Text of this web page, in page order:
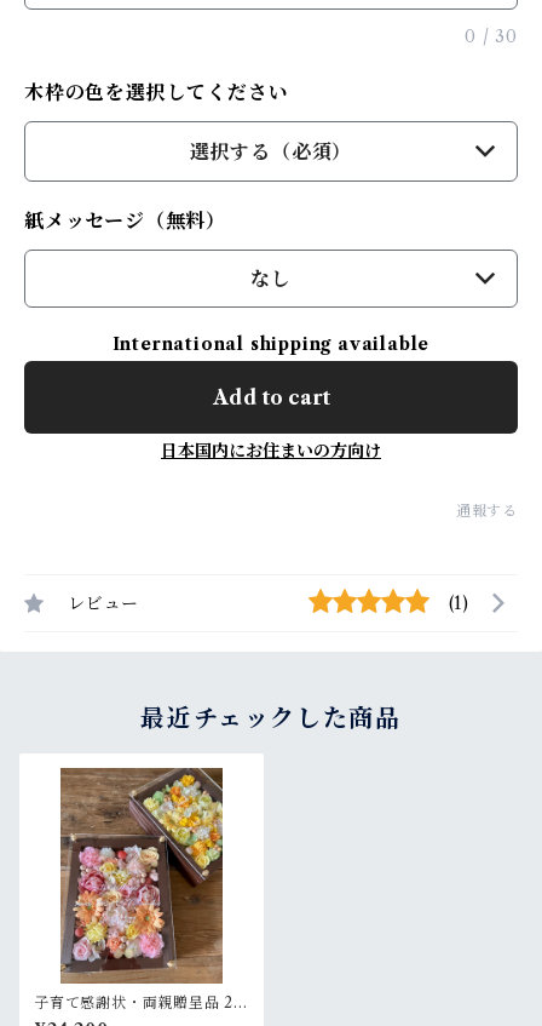
0 / 30
木枠の色を選択してください
選択する（必須）
紙メッセージ（無料）
なし
International shipping available
Add to cart
日本国内にお住まいの方向け
通報する
レビュー (1)
最近チェックした商品
子育て感謝状・両親贈呈品 2個
セット【名入れ】プリザーブ